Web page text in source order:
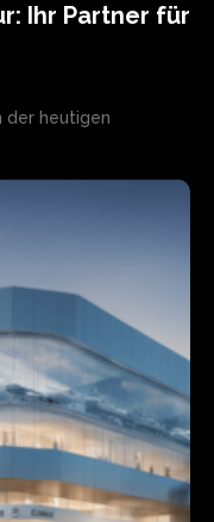
Ihr Partner für